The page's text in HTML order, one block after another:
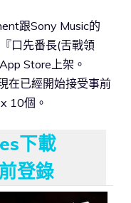
跟Sony Music的
口先番長(舌戰領
Store上架。
在已經開始接受事前
10個。
下載
登錄